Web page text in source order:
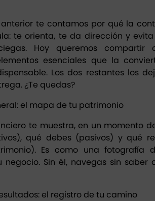
anterior te contamos por qué la
te orienta, te da dirección y
Hoy queremos compartir
esenciales que la
Los dos restantes los
¿Te quedas?
el mapa de tu patrimonio
te muestra, en un momento
qué debes (pasivos) y qué
Es como una fotografía
Sin él, navegas sin saber
el registro de tu camino